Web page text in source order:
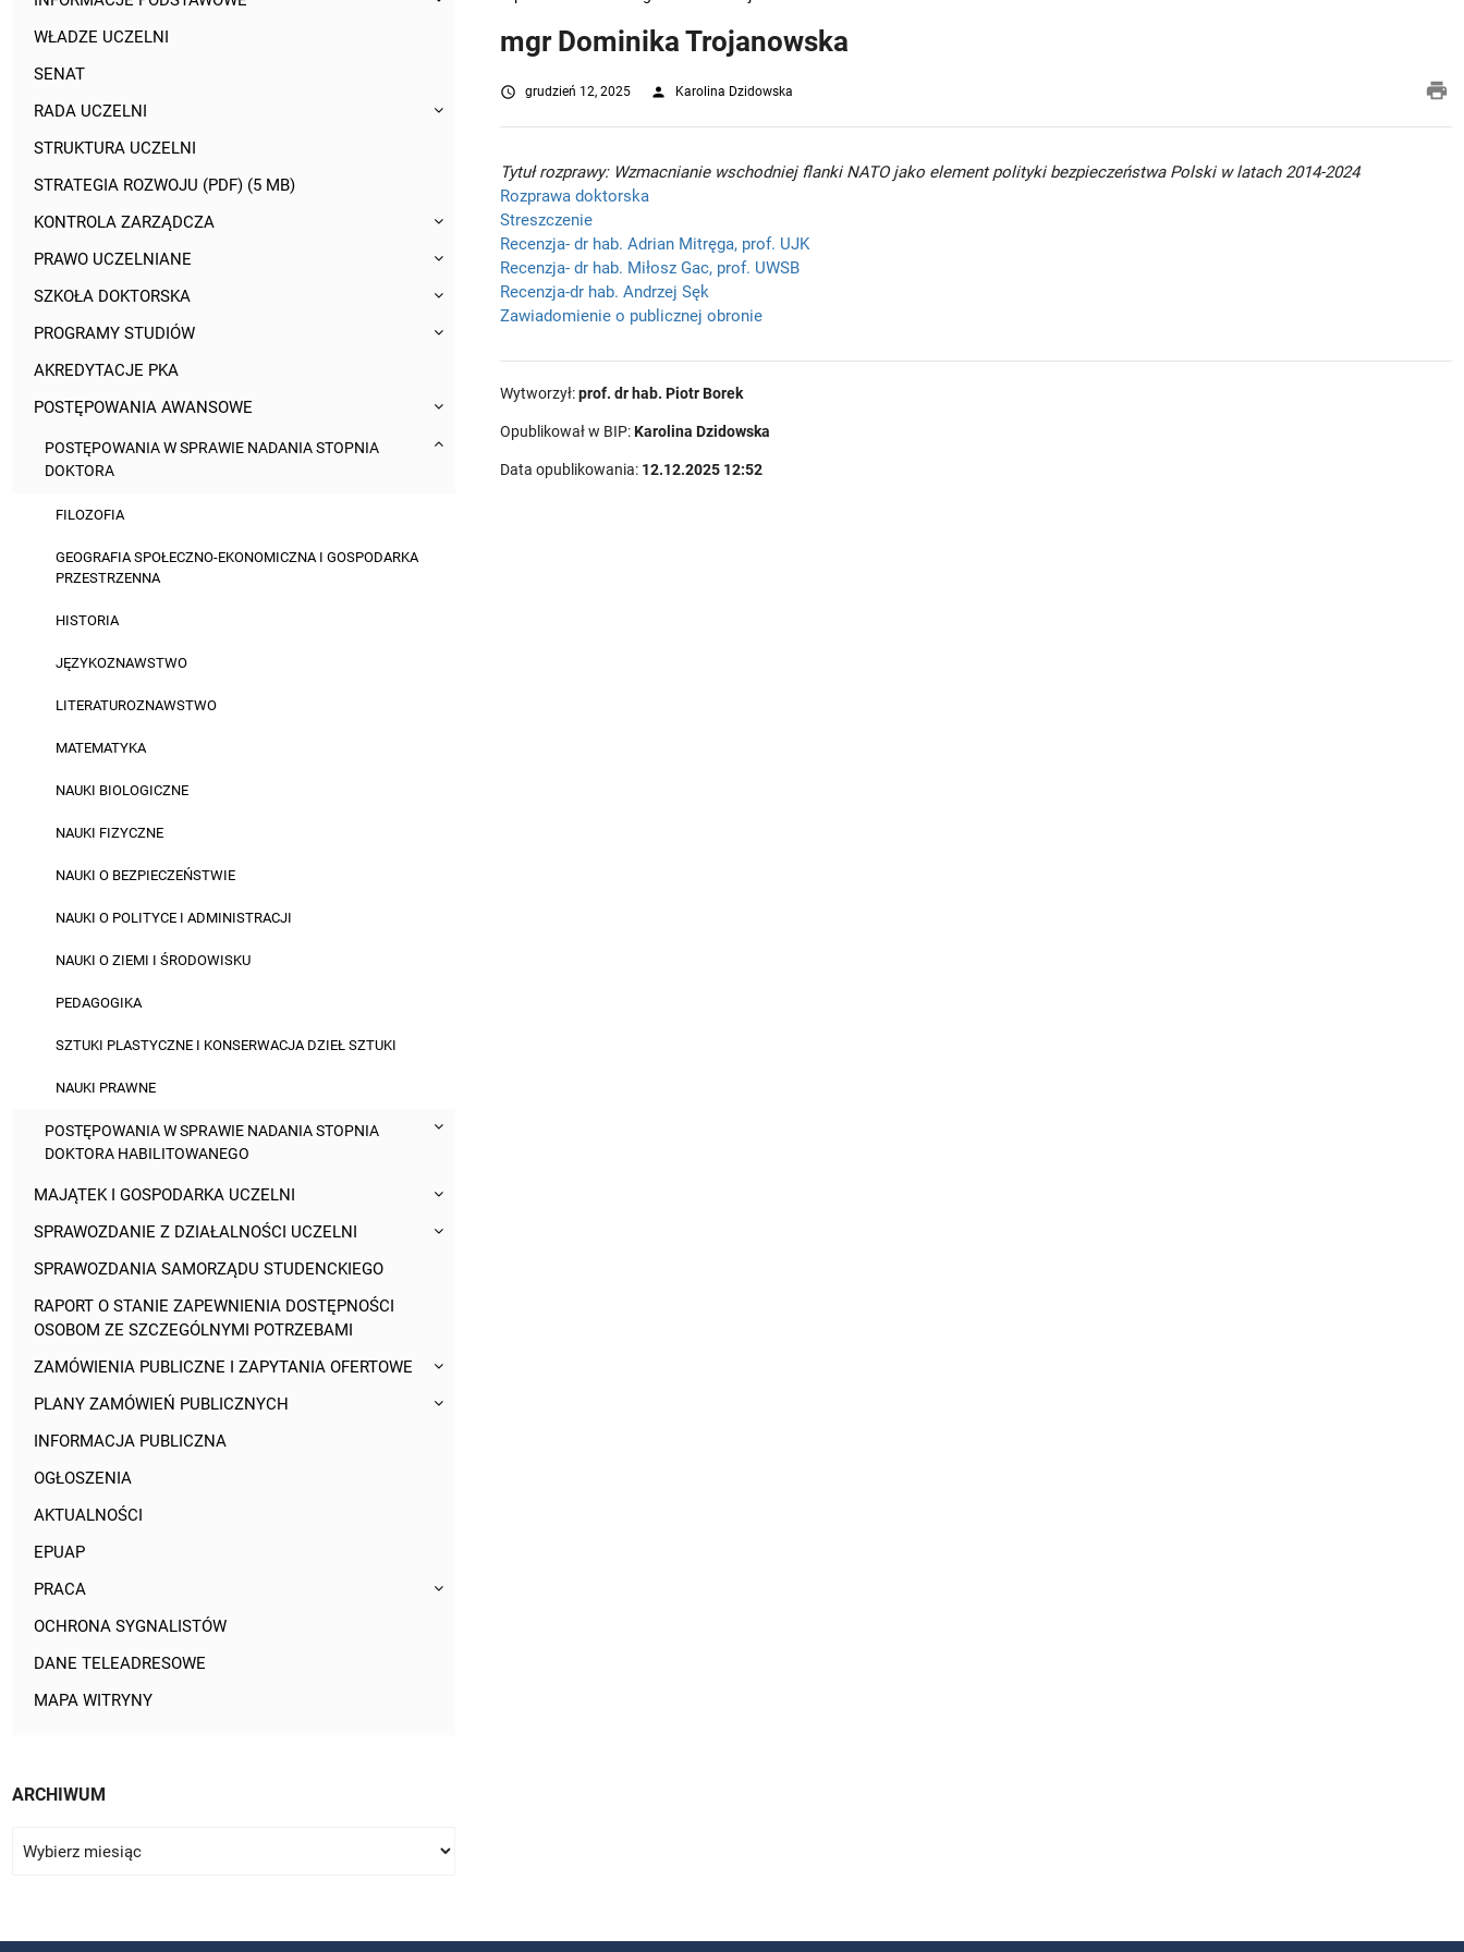
WŁADZE UCZELNI
SENAT
RADA UCZELNI
STRUKTURA UCZELNI
STRATEGIA ROZWOJU (PDF) (5 MB)
KONTROLA ZARZĄDCZA
PRAWO UCZELNIANE
SZKOŁA DOKTORSKA
PROGRAMY STUDIÓW
AKREDYTACJE PKA
POSTĘPOWANIA AWANSOWE
POSTĘPOWANIA W SPRAWIE NADANIA STOPNIA
DOKTORA
FILOZOFIA
GEOGRAFIA SPOŁECZNO-EKONOMICZNA I GOSPODARKA
PRZESTRZENNA
HISTORIA
JĘZYKOZNAWSTWO
LITERATUROZNAWSTWO
MATEMATYKA
NAUKI BIOLOGICZNE
NAUKI FIZYCZNE
NAUKI O BEZPIECZEŃSTWIE
NAUKI O POLITYCE I ADMINISTRACJI
NAUKI O ZIEMI I ŚRODOWISKU
PEDAGOGIKA
SZTUKI PLASTYCZNE I KONSERWACJA DZIEŁ SZTUKI
NAUKI PRAWNE
POSTĘPOWANIA W SPRAWIE NADANIA STOPNIA
DOKTORA HABILITOWANEGO
MAJĄTEK I GOSPODARKA UCZELNI
SPRAWOZDANIE Z DZIAŁALNOŚCI UCZELNI
SPRAWOZDANIA SAMORZĄDU STUDENCKIEGO
RAPORT O STANIE ZAPEWNIENIA DOSTĘPNOŚCI
OSOBOM ZE SZCZEGÓLNYMI POTRZEBAMI
ZAMÓWIENIA PUBLICZNE I ZAPYTANIA OFERTOWE
PLANY ZAMÓWIEŃ PUBLICZNYCH
INFORMACJA PUBLICZNA
OGŁOSZENIA
AKTUALNOŚCI
EPUAP
PRACA
OCHRONA SYGNALISTÓW
DANE TELEADRESOWE
MAPA WITRYNY
ARCHIWUM
mgr Dominika Trojanowska
access_time grudzień 12, 2025 person Karolina Dzidowska
Tytuł rozprawy: Wzmacnianie wschodniej flanki NATO jako element polityki bezpieczeństwa Polski w latach 2014-2024
Rozprawa doktorska
Streszczenie
Recenzja- dr hab. Adrian Mitręga, prof. UJK
Recenzja- dr hab. Miłosz Gac, prof. UWSB
Recenzja-dr hab. Andrzej Sęk
Zawiadomienie o publicznej obronie
Wytworzył:prof. dr hab. Piotr Borek
Opublikował w BIP:Karolina Dzidowska
Data opublikowania: 12.12.2025 12:52